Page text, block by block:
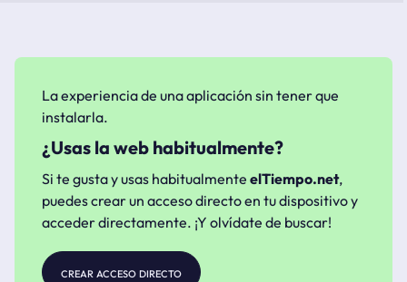
La experiencia de una aplicación sin tener que
instalarla.
¿Usas la web habitualmente?
Si te gusta y usas habitualmente elTiempo.net,
puedes crear un acceso directo en tu dispositivo y
acceder directamente. ¡Y olvídate de buscar!
crear acceso directo